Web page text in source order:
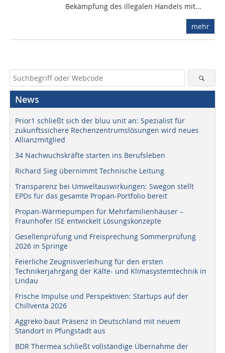
Bekämpfung des illegalen Handels mit...
mehr
News
Prior1 schließt sich der bluu unit an: Spezialist für
zukunftssichere Rechenzentrumslösungen wird neues
Allianzmitglied
34 Nachwuchskräfte starten ins Berufsleben
Richard Sieg übernimmt Technische Leitung
Transparenz bei Umweltauswirkungen: Swegon stellt
EPDs für das gesamte Propan-Portfolio bereit
Propan-Wärmepumpen für Mehrfamilienhäuser –
Fraunhofer ISE entwickelt Lösungskonzepte
Gesellenprüfung und Freisprechung Sommerprüfung
2026 in Springe
Feierliche Zeugnisverleihung für den ersten
Technikerjahrgang der Kälte- und Klimasystemtechnik in
Lindau
Frische Impulse und Perspektiven: Startups auf der
Chillventa 2026
Aggreko baut Präsenz in Deutschland mit neuem
Standort in Pfungstadt aus
BDR Thermea schließt vollständige Übernahme der